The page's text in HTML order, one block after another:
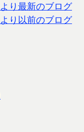
より最新のブログ
より以前のブログ